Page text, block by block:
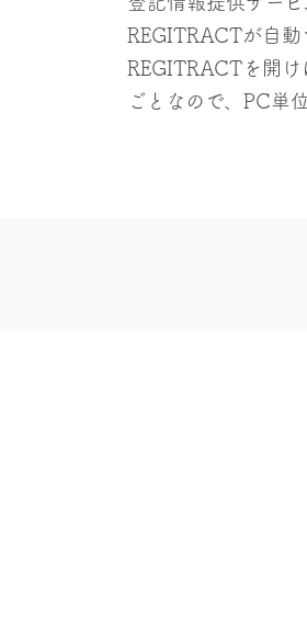
REGITRACTが自動
REGITRACTを開
ごとなので、PC単